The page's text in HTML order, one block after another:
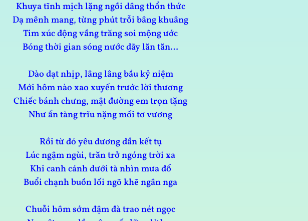
Khuya tĩnh mịch lặng ngồi dâng thổn thức
Dạ mênh mang, từng phút trỗi bâng khuâng
Tim xúc động vầng trăng soi mộng ước
Bóng thời gian sóng nước dãy lăn tăn…
Dào dạt nhịp, lâng lâng bầu kỷ niệm
Mới hôm nào xao xuyến trước lời thương
Chiếc bánh chưng, mật đường em trọn tặng
Như ẩn tàng trĩu nặng mối tơ vương
Rồi từ đó yêu đương dần kết tụ
Lúc ngậm ngùi, trăn trở ngóng trời xa
Khi canh cánh dưới tà nhìn mưa đổ
Buổi chạnh buồn lối ngõ khẽ ngân nga
Chuỗi hôm sớm đậm đà trao nét ngọc